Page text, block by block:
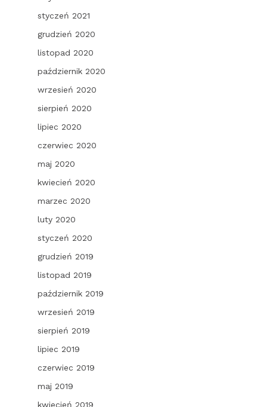
styczeń 2021
grudzień 2020
listopad 2020
październik 2020
wrzesień 2020
sierpień 2020
lipiec 2020
czerwiec 2020
maj 2020
kwiecień 2020
marzec 2020
luty 2020
styczeń 2020
grudzień 2019
listopad 2019
październik 2019
wrzesień 2019
sierpień 2019
lipiec 2019
czerwiec 2019
maj 2019
kwiecień 2019